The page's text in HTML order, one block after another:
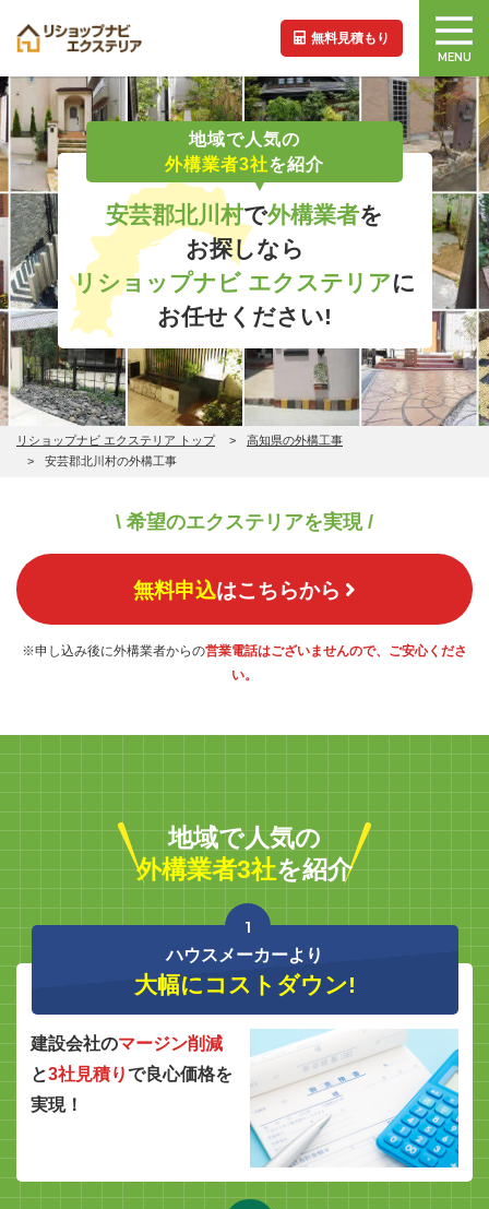
無料見積もり
MENU
地域で人気の
外構業者3社を紹介
安芸郡北川村で外構業者を
お探しなら
リショップナビ エクステリアに
お任せください!
リショップナビ エクステリア トップ
高知県の外構工事
安芸郡北川村の外構工事
\ 希望のエクステリアを実現 /
無料申込はこちらから
※申し込み後に外構業者からの営業電話はございませんので、ご安心くださ
い。
地域で人気の
外構業者3社を紹介
1
ハウスメーカーより
大幅にコストダウン!
建設会社のマージン削減
と3社見積りで良心価格を
実現！